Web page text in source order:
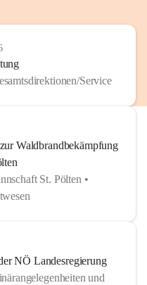
Service
Waldbrandbekämpfung
St. Pölten •
NÖ Landesregierung
und